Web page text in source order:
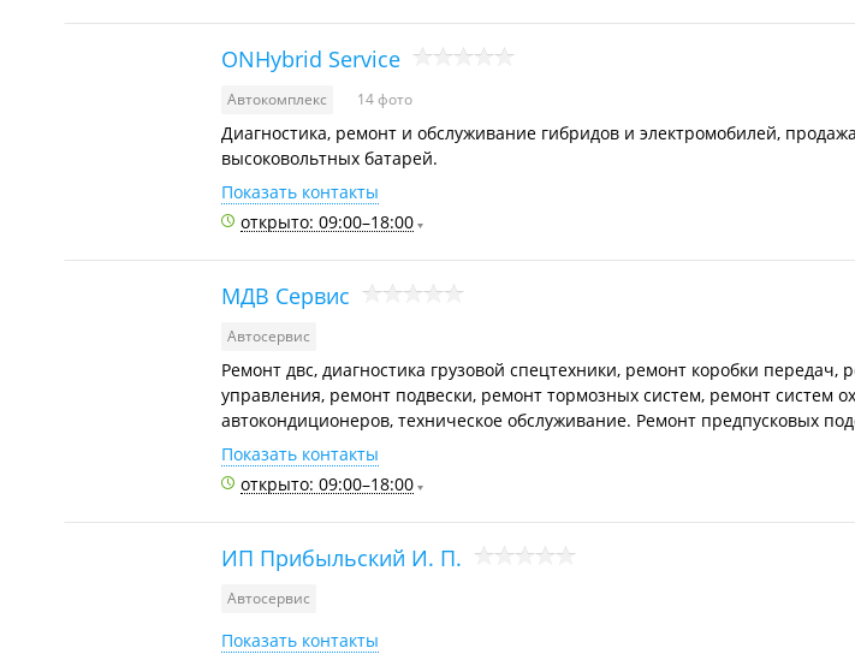
ONHybrid Service
Автокомплекс 14 фото
Диагностика, ремонт и обслуживание гибридов и электромобилей,
высоковольтных батарей.
Показать контакты
открыто: 09:00–18:00
МДВ Сервис
Автосервис
Ремонт двс, диагностика грузовой спецтехники, ремонт коробки передач,
управления, ремонт подвески, ремонт тормозных систем, ремонт систем
автокондиционеров, техническое обслуживание. Ремонт предпусковых
Показать контакты
открыто: 09:00–18:00
ИП Прибыльский И. П.
Автосервис
Показать контакты